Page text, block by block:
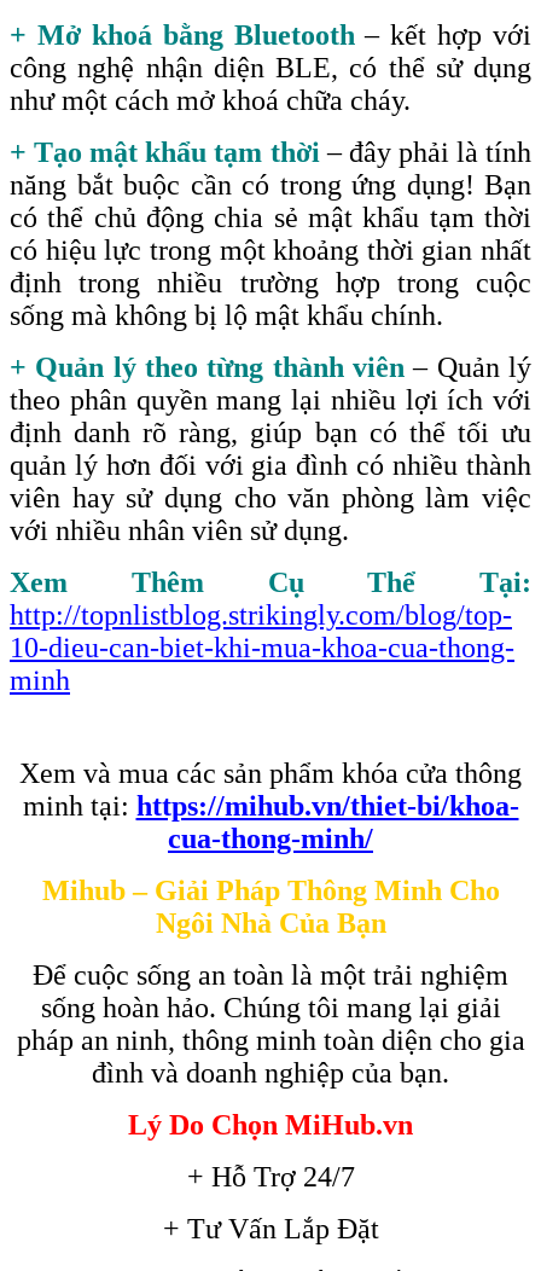
+ Mở khoá bằng Bluetooth – kết hợp với
công nghệ nhận diện BLE, có thể sử dụng
như một cách mở khoá chữa cháy.
+ Tạo mật khẩu tạm thời – đây phải là tính
năng bắt buộc cần có trong ứng dụng! Bạn
có thể chủ động chia sẻ mật khẩu tạm thời
có hiệu lực trong một khoảng thời gian nhất
định trong nhiều trường hợp trong cuộc
sống mà không bị lộ mật khẩu chính.
+ Quản lý theo từng thành viên – Quản lý
theo phân quyền mang lại nhiều lợi ích với
định danh rõ ràng, giúp bạn có thể tối ưu
quản lý hơn đối với gia đình có nhiều thành
viên hay sử dụng cho văn phòng làm việc
với nhiều nhân viên sử dụng.
Xem Thêm Cụ Thể Tại:
http://topnlistblog.strikingly.com/blog/top-
10-dieu-can-biet-khi-mua-khoa-cua-thong-
minh
Xem và mua các sản phẩm khóa cửa thông
minh tại: https://mihub.vn/thiet-bi/khoa-
cua-thong-minh/
Mihub – Giải Pháp Thông Minh Cho
Ngôi Nhà Của Bạn
Để cuộc sống an toàn là một trải nghiệm
sống hoàn hảo. Chúng tôi mang lại giải
pháp an ninh, thông minh toàn diện cho gia
đình và doanh nghiệp của bạn.
Lý Do Chọn MiHub.vn
+ Hỗ Trợ 24/7
+ Tư Vấn Lắp Đặt